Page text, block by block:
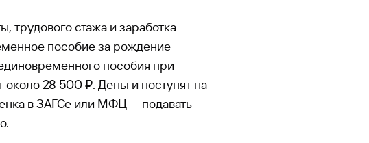
трудового стажа и заработка
пособие за рождение
пособия при
28 500 ₽. Деньги поступят на
в ЗАГСе или МФЦ — подавать